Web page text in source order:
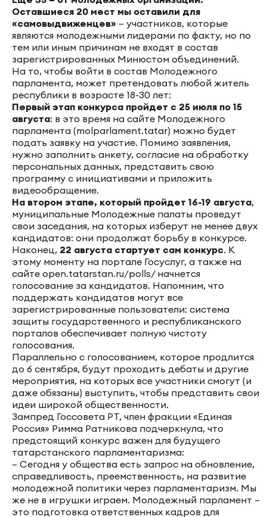
Оставшиеся 20 мест мы оставили для
«самовыдвиженцев» – участников, которые
являются молодежными лидерами по факту, но по
тем или иным причинам не входят в состав
зарегистрированных Минюстом объединений.
На то, чтобы войти в состав Молодежного
парламента, может претендовать любой житель
республики в возрасте 18-30 лет:
Первый этап конкурса пройдет с 25 июля по 15
августа: в это время на сайте Молодежного
парламента (molparlament.tatar) можно будет
подать заявку на участие. Помимо заявления,
нужно заполнить анкету, согласие на обработку
персональных данных, представить свою
программу с инициативами и приложить
видеообращение.
На втором этапе, который пройдет 16-19 августа,
муниципальные Молодежные палаты проведут
свои заседания, на которых изберут не менее двух
кандидатов: они продолжат борьбу в конкурсе.
Наконец, 22 августа стартует сам конкурс. К
этому моменту на портале Госуслуг, а также на
сайте open.tatarstan.ru/polls/ начнется
голосование за кандидатов. Напомним, что
поддержать кандидатов могут все
зарегистрированные пользователи: система
защиты государственного и республиканского
порталов обеспечивает полную чистоту
голосования.
Параллельно с голосованием, которое продлится
до 6 сентября, будут проходить дебаты и другие
мероприятия, на которых все участники смогут (и
даже обязаны) выступить, чтобы представить свои
идеи широкой общественности.
Зампред Госсовета РТ, член фракции «Единая
Россия» Римма Ратникова подчеркнула, что
предстоящий конкурс важен для будущего
татарстанского парламентаризма:
– Сегодня у общества есть запрос на обновление,
справедливость, преемственность, на развитие
молодежной политики через парламентаризм. Мы
же не в игрушки играем. Молодежный парламент –
это подготовка ответственных кадров для